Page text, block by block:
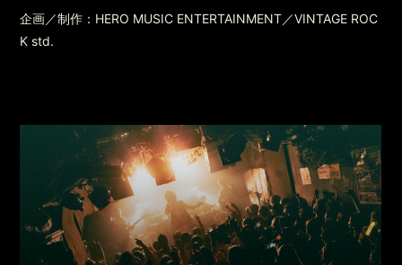
企画／制作：HERO MUSIC ENTERTAINMENT／VINTAGE ROC
K std.